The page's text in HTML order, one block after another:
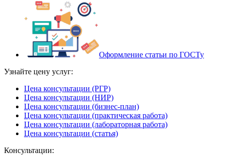
Оформление статьи по ГОСТу
Узнайте цену услуг:
Цена консультации (РГР)
Цена консультации (НИР)
Цена консультации (бизнес-план)
Цена консультации (практическая работа)
Цена консультации (лабораторная работа)
Цена консультации (статья)
Консультации: